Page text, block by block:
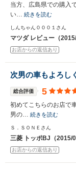
当方、広島県での購入
い… 続きを読む
しんちゃん０００１さん
マツダ レビュー（2015/
お店からの返信あり
次男の車もよろし
総合評価 5
初めてこちらのお店で
男の… 続きを読む
Ｓ．ＳＯＮＥさん
三菱 トッポBJ（2015/
お店からの返信あり